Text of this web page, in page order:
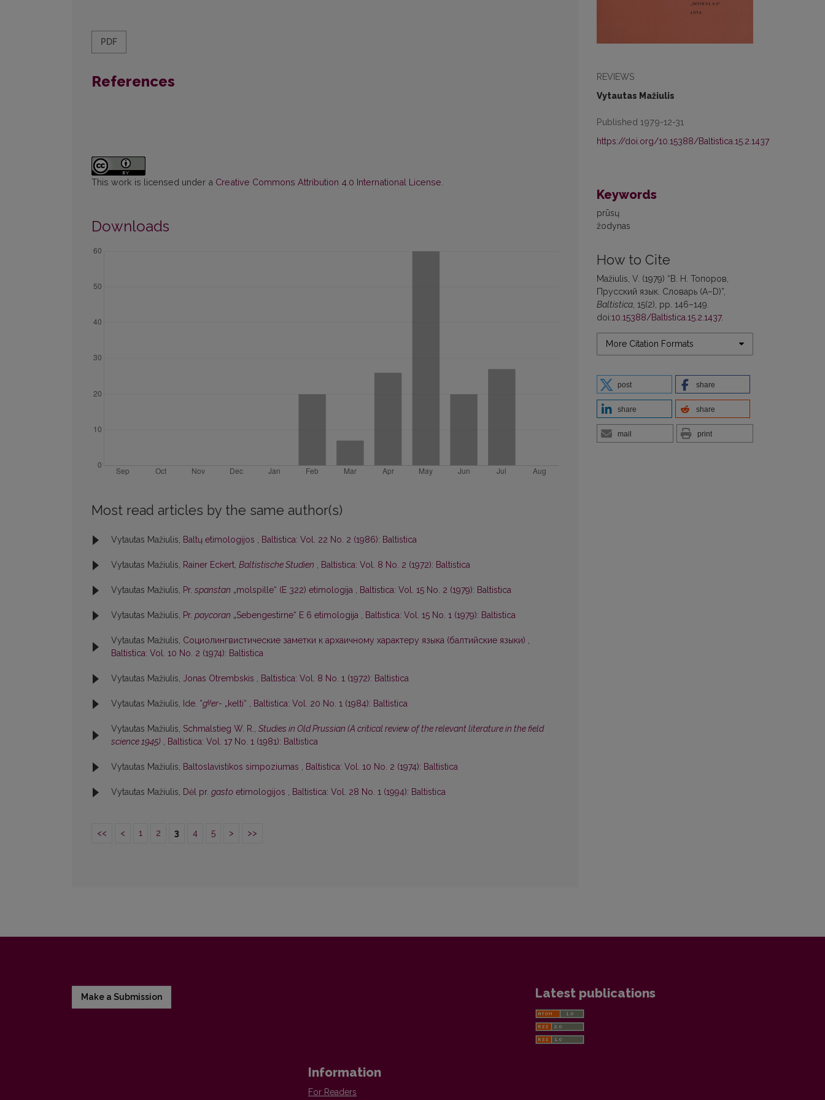
REVIEWS
Vytautas Mažiulis
Published 1979-12-31
https://doi.org/10.15388/Baltistica.15.2.1437
Keywords
prūsų
žodynas
How to Cite
Mažiulis, V. (1979) “В. Н. Топоров,
Прусский язык. Словарь (А–D)”,
Baltistica , 15(2), pp. 146–149.
doi:10.15388/Baltistica.15.2.1437.
More Citation Formats
post share
share share
mail print
PDF
References
This work is licensed under a Creative Commons Attribution 4.0 International License
Downloads
Most read articles by the same author(s)
Vytautas Mažiulis, Baltų etimologijos , Baltistica: Vol. 22 No. 2 (1986): Baltistica
Vytautas Mažiulis, Rainer Eckert, Baltistische Studien , Baltistica: Vol. 8 No. 2 (1972): Baltistica
Vytautas Mažiulis, Pr. spanstan „molspille“ (E 322) etimologija , Baltistica: Vol. 15 No. 2 (1979): Baltistica
Vytautas Mažiulis, Pr. paycoran „Sebengestirne“ E 6 etimologija , Baltistica: Vol. 15 No. 1 (1979): Baltistica
Vytautas Mažiulis, Социолингвистические заметки к архаичному характеру языка (балтийские языки) ,
Baltistica: Vol. 10 No. 2 (1974): Baltistica
Vytautas Mažiulis, Jonas Otrembskis , Baltistica: Vol. 8 No. 1 (1972): Baltistica
Vytautas Mažiulis, Ide. *gu̯er- „kelti“ , Baltistica: Vol. 20 No. 1 (1984): Baltistica
Vytautas Mažiulis, Schmalstieg W. R., Studies in Old Prussian (A critical review of the relevant literature in the field
science 1945) , Baltistica: Vol. 17 No. 1 (1981): Baltistica
Vytautas Mažiulis, Baltoslavistikos simpoziumas , Baltistica: Vol. 10 No. 2 (1974): Baltistica
Vytautas Mažiulis, Dėl pr. gasto etimologijos , Baltistica: Vol. 28 No. 1 (1994): Baltistica
<< < 1 2 3 4 5 > >>
Make a Submission Latest publications
Information
For Readers